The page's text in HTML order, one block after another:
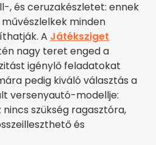
, és ceruzakészletet: ennek
minden
A Játéksziget
nagy teret enged a
igénylő feladatokat
pedig kiváló választás a
versenyautó-modellje:
szükség ragasztóra,
és